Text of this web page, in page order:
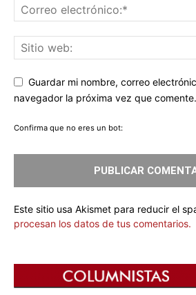
Guardar mi nombre, correo
navegador la próxima vez que comente.
Confirma que no eres un bot:
Este sitio usa Akismet para reducir el
procesan los datos de tus comentarios.